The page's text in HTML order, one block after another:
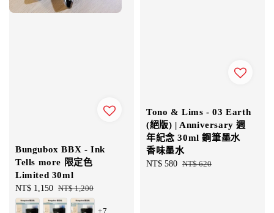
Bungubox BBX - Ink
Tells more 限定色
Limited 30ml
Sale
price
NT$ 1,150 Regular
price
NT$ 1,200
+7
Tono & Lims - 03 Earth
(絕版) | Anniversary 週
年紀念 30ml 鋼筆墨水
香味墨水
Sale
NT$ 580 Regular
NT$ 620